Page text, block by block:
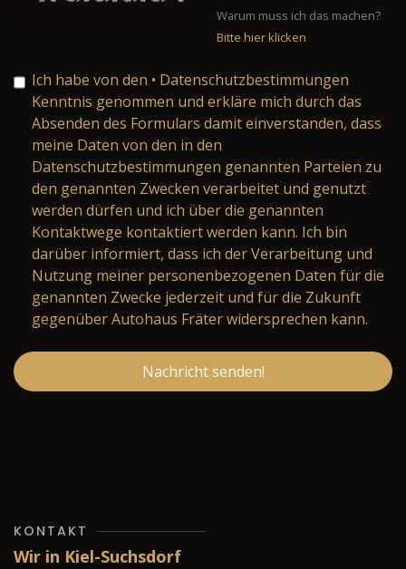
Warum muss ich das machen?
Bitte hier klicken
Ich habe von den • Datenschutzbestimmungen
Kenntnis genommen und erkläre mich durch das
Absenden des Formulars damit einverstanden, dass
meine Daten von den in den
Datenschutzbestimmungen genannten Parteien zu
den genannten Zwecken verarbeitet und genutzt
werden dürfen und ich über die genannten
Kontaktwege kontaktiert werden kann. Ich bin
darüber informiert, dass ich der Verarbeitung und
Nutzung meiner personenbezogenen Daten für die
genannten Zwecke jederzeit und für die Zukunft
gegenüber Autohaus Fräter widersprechen kann.
Nachricht senden!
KONTAKT
Wir in Kiel-Suchsdorf